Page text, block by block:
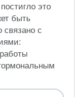
это
быть
связано с